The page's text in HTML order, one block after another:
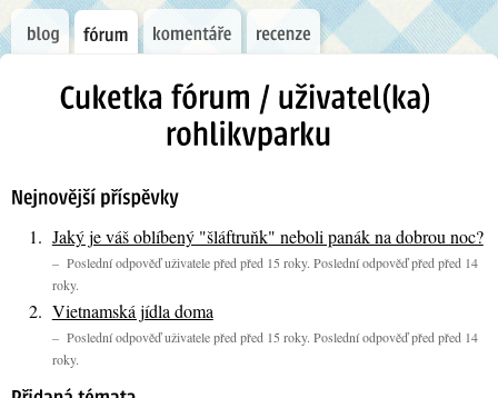
Jaký je váš oblíbený "šláftruňk" neboli panák na dobrou noc?
– Poslední odpověď uživatele před před 15 roky. Poslední odpověď před před 14
roky.
Vietnamská jídla doma
– Poslední odpověď uživatele před před 15 roky. Poslední odpověď před před 14
roky.